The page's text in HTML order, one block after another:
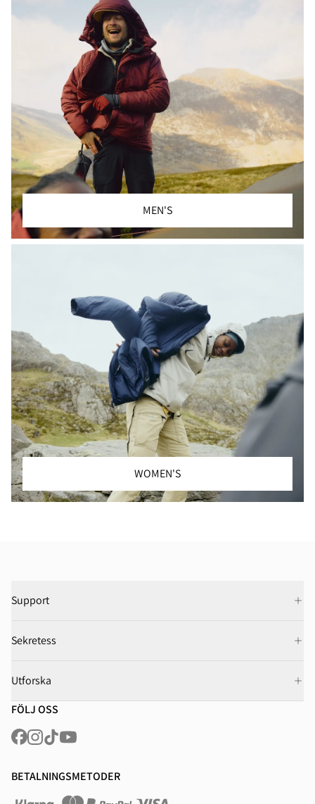
MEN'S
WOMEN'S
Support
Sekretess
Utforska
FÖLJ OSS
BETALNINGSMETODER